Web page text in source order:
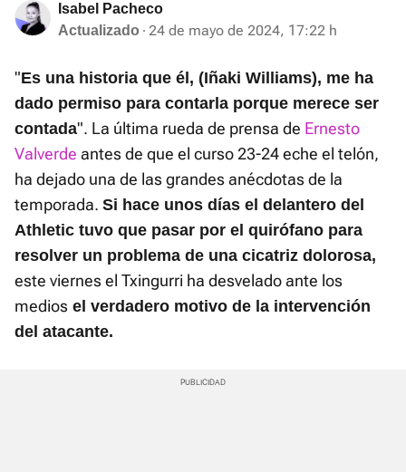
Isabel Pacheco
Actualizado
24 de mayo de 2024, 17:22 h
"Es una historia que él, (Iñaki Williams), me ha
dado permiso para contarla porque merece ser
contada". La última rueda de prensa de Ernesto
Valverde antes de que el curso 23-24 eche el telón,
ha dejado una de las grandes anécdotas de la
temporada. Si hace unos días el delantero del
Athletic tuvo que pasar por el quirófano para
resolver un problema de una cicatriz dolorosa,
este viernes el Txingurri ha desvelado ante los
medios el verdadero motivo de la intervención
del atacante.